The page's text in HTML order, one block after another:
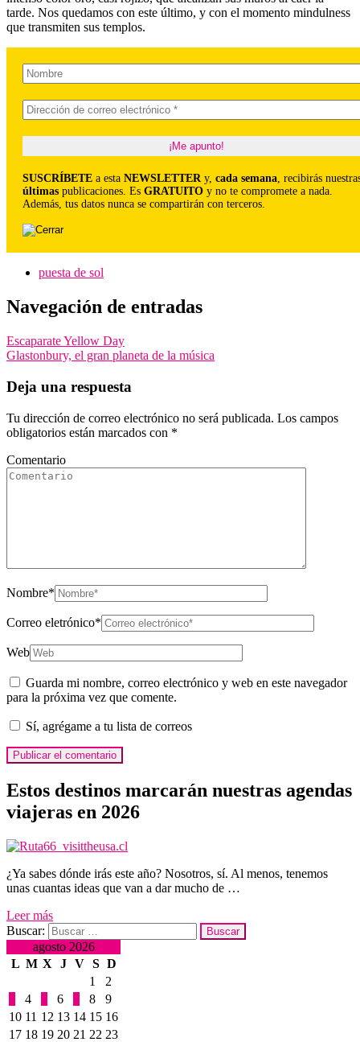
tarde. Nos quedamos con este último, y con el momento mindulness
que transmiten sus templos.
SUSCRÍBETE a esta NEWSLETTERy, cada semana, recibirás
últimas publicaciones. Es GRATUITO y no te compromete a nada.
Además, tus datos nunca se compartirán con terceros.
puesta de sol
Navegación de entradas
Escaparate Yellow Day
Glastonbury, el gran planeta de la música
Deja una respuesta
Tu dirección de correo electrónico no será publicada. Los campos
obligatorios están marcados con *
Comentario
Nombre*
Correo eletrónico*
Web
Guarda mi nombre, correo electrónico y web en este navegador
para la próxima vez que comente.
Sí, agrégame a tu lista de correos
Estos destinos marcarán nuestras agendas
viajeras en 2026
¿Ya sabes dónde irás este año? Nosotros, sí. Al menos, tenemos
unas cuantas ideas que van a dar mucho de …
Leer más
Buscar:
agosto 2026
L M X J V S D
1
2
4 6 8
9
10 11 12 13 14 15 16
17 18 19 20 21 22 23